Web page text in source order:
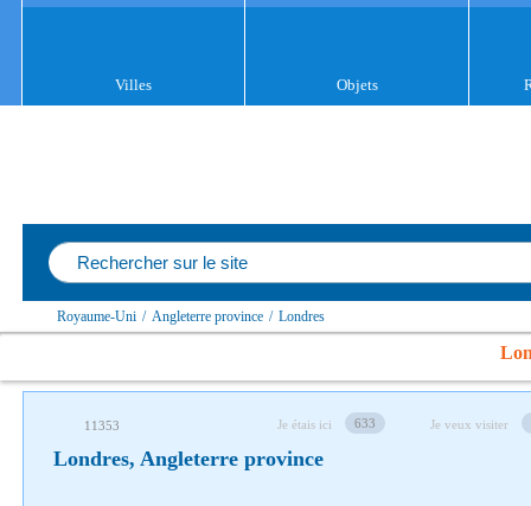
Villes Objets
Royaume-Uni / Angleterre province / Londres
11353 Je étais ici 633 Je veux visiter
Londres, Angleterre province
Suivez-nous sur les réseaux sociaux